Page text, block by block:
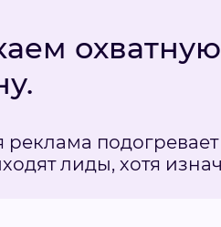
реклама
лиды, хотя